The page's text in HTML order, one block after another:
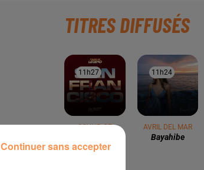
TITRES DIFFUSÉS
11h27
11h27
SOUND OF
San Francisco
11h24
11h24
AVRIL DEL MAR
Bayahibe
Continuer sans accepter